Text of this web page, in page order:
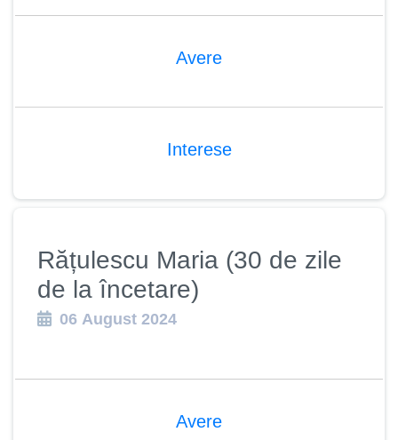
Avere
Interese
Rățulescu Maria (30 de zile
de la încetare)
06 August 2024
Avere